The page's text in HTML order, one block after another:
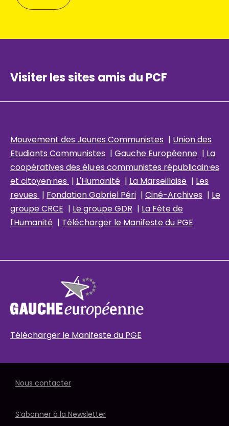
Visiter les sites amis du PCF
Mouvement des Jeunes Communistes | Union des
Etudiants Communistes | Gauche Européenne | La
coopératives des élu·es communistes républicain·es
et citoyen·nes | L'Humanité | La Marseillaise | Les
revues | Fondation Gabriel Péri | Ciné-Archives | Le
groupe CRCE | Le groupe GDR | La Fête de
l'Humanité | Télécharger le Manifeste du PGE
Télécharger le Manifeste du PGE
Nous contacter
S’abonner à la Newsletter